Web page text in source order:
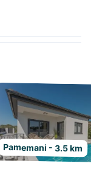
Pamemani - 3.5 km